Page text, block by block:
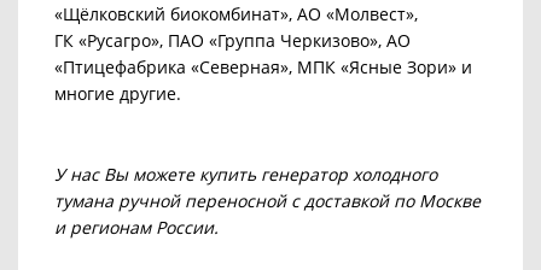
«Щёлковский биокомбинат», АО «Молвест»,
ГК «Русагро», ПАО «Группа Черкизово», АО
«Птицефабрика «Северная», МПК «Ясные Зори» и
многие другие.
У нас Вы можете купить генератор холодного
тумана ручной переносной с доставкой по Москве
и регионам России.